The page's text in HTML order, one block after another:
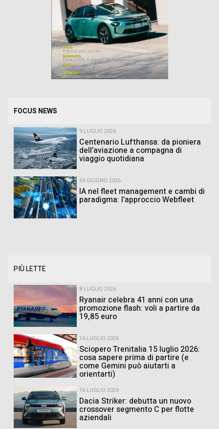
FOCUS NEWS
9 LUGLIO 2026
Centenario Lufthansa: da pioniera
dell’aviazione a compagna di
viaggio quotidiana
30 GIUGNO 2026
IA nel fleet management e cambi di
paradigma: l’approccio Webfleet
PIÙ LETTE
8 LUGLIO 2026
Ryanair celebra 41 anni con una
promozione flash: voli a partire da
19,85 euro
14 LUGLIO 2026
Sciopero Trenitalia 15 luglio 2026:
cosa sapere prima di partire (e
come Gemini può aiutarti a
orientarti)
16 LUGLIO 2026
Dacia Striker: debutta un nuovo
crossover segmento C per flotte
aziendali